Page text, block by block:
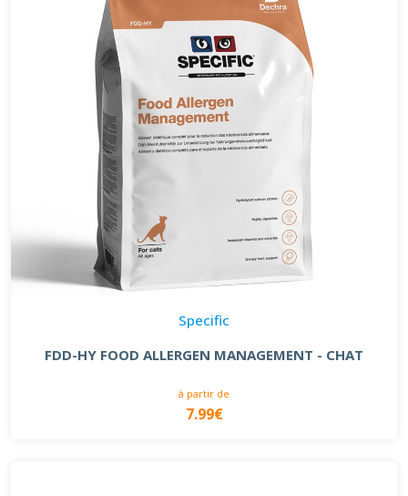
Specific
FDD-HY FOOD ALLERGEN MANAGEMENT - CHAT
à partir de
7.99€